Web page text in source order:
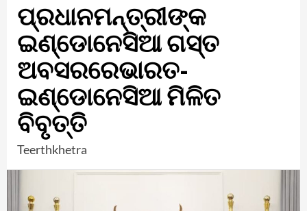
ପ୍ରଧାନମନ୍ତ୍ରୀଙ୍କ
ଇଣ୍ଡୋନେସିଆ ଗସ୍ତ
ଅବସରରେଭାରତ-
ଇଣ୍ଡୋନେସିଆ ମିଳିତ
ବିବୃତ୍ତି
Teerthkhetra